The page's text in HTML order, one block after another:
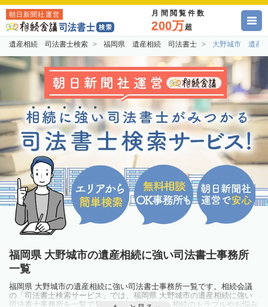
朝日新聞社運営 月間閲覧件数
200万超
遺産相続 司法書士検索 福岡県 遺産相続 司法書士 大野城市 遺産
福岡県 大野城市の遺産相続に強い司法書士事務所
一覧
福岡県 大野城市の遺産相続に強い司法書士事務所一覧です。相続会議
の「司法書士検索サービス」では、福岡県 大野城市の遺産相続に強い
司法書士事務所を一覧で見ることが出来ます。相続のトラブルやお悩み